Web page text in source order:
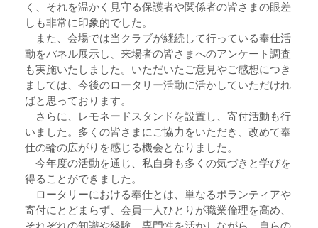
く、それを温かく見守る保護者や関係者の皆さまの眼差
しも非常に印象的でした。
また、会場では当クラブが継続して行っている奉仕活
動をパネル展示し、来場者の皆さまへのアンケート調査
も実施いたしました。いただいたご意見やご感想につき
ましては、今後のロータリー活動に活かしていただけれ
ばと思っております。
さらに、レモネードスタンドを設置し、寄付活動も行
いました。多くの皆さまにご協力をいただき、改めて奉
仕の輪の広がりを感じる機会となりました。
今年度の活動を通じ、私自身も多くの気づきと学びを
得ることができました。
ロータリーにおける奉仕とは、単なるボランティアや
寄付にとどまらず、会員一人ひとりが職業倫理を高め、
それぞれの知識や経験、専門性を活かしながら、自らの